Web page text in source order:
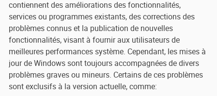
contiennent des améliorations des fonctionnalités,
services ou programmes existants, des corrections des
problèmes connus et la publication de nouvelles
fonctionnalités, visant à fournir aux utilisateurs de
meilleures performances système. Cependant, les mises à
jour de Windows sont toujours accompagnées de divers
problèmes graves ou mineurs. Certains de ces problèmes
sont exclusifs à la version actuelle, comme: